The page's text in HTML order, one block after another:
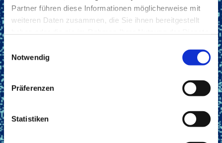
Partner führen diese Informationen möglicherweise mit
weiteren Daten zusammen, die Sie ihnen bereitgestellt
Einwilligungsauswahl
Notwendig
Präferenzen
Statistiken